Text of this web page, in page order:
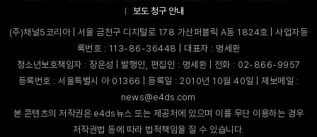
보도 청구 안내
(주)채널5코리아 | 서울 금천구 디지털로 178 가산퍼블릭 A동 1824호 | 사업자등
록번호 : 113-86-36448 | 대표자 : 명세환
청소년보호책임자 : 장은성 | 발행인, 편집인 : 명세환 | 전화 : 02-866-9957
등록번호 : 서울특별시 아 01366 | 등록일 : 2010년 10월 40일 | 제보메일 :
news@e4ds.com
본 콘텐츠의 저작권은 e4ds뉴스 또는 제공처에 있으며 이를 무단 이용하는 경우
저작권법 등에 따라 법적책임을 질 수 있습니다.